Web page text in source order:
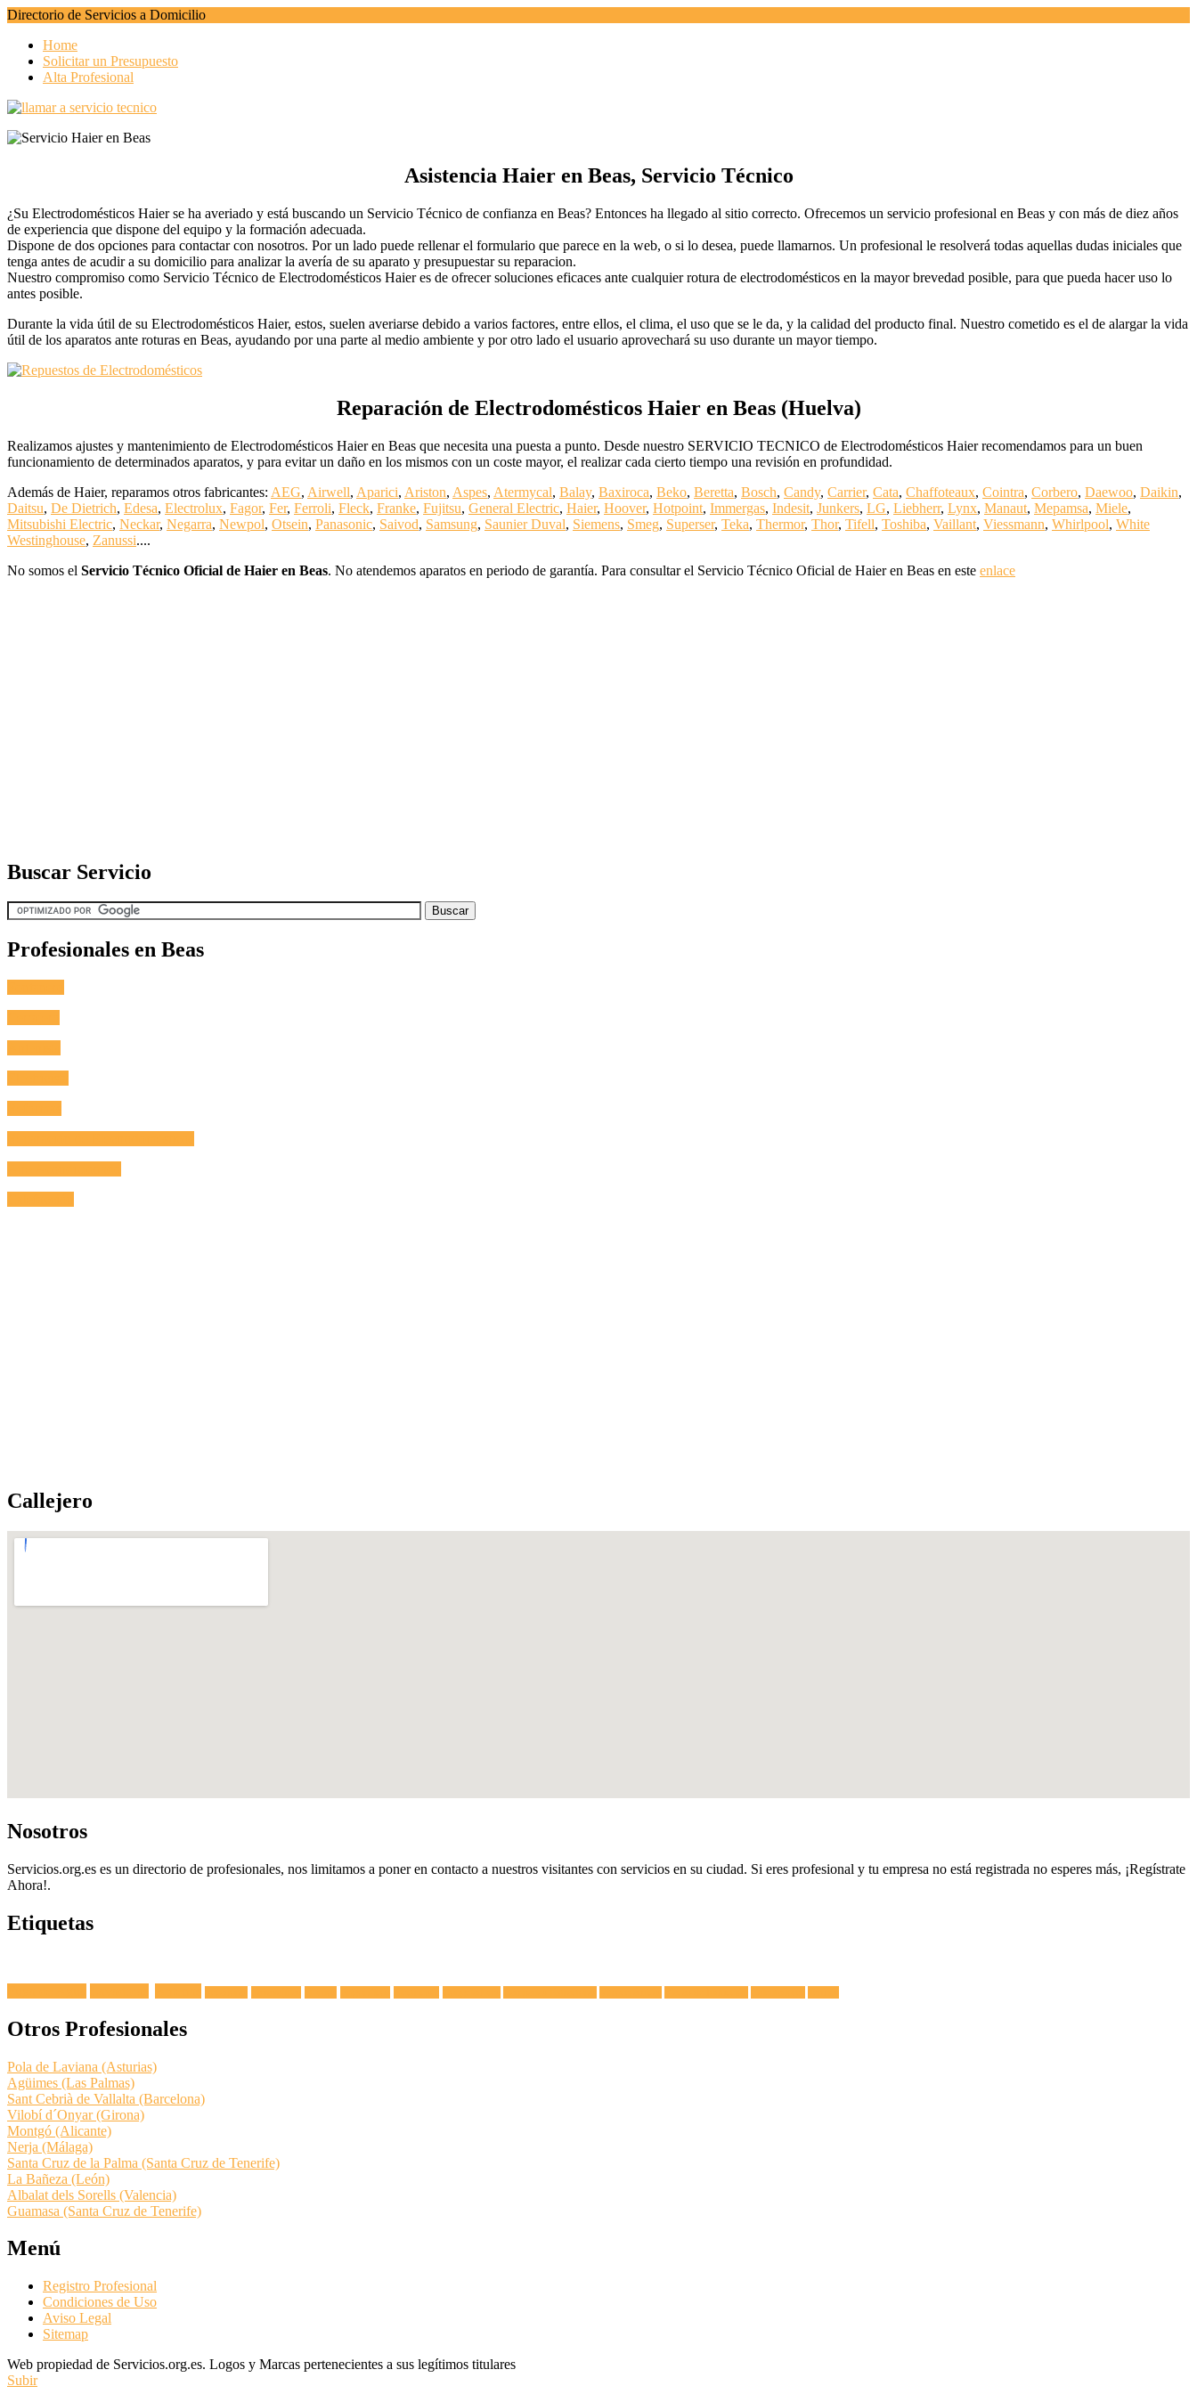
Directorio de Servicios a Domicilio
Home
Solicitar un Presupuesto
Alta Profesional
Asistencia Haier en Beas, Servicio Técnico
¿Su Electrodomésticos Haier se ha averiado y está buscando un Servicio Técnico de confianza en Beas? Entonces ha llegado al sitio correcto. Ofrecemos un servicio profesional en Beas y con más de diez años
de experiencia que dispone del equipo y la formación adecuada.
Dispone de dos opciones para contactar con nosotros. Por un lado puede rellenar el formulario que parece en la web, o si lo desea, puede llamarnos. Un profesional le resolverá todas aquellas dudas iniciales que
tenga antes de acudir a su domicilio para analizar la avería de su aparato y presupuestar su reparacion.
Nuestro compromiso como Servicio Técnico de Electrodomésticos Haier es de ofrecer soluciones eficaces ante cualquier rotura de electrodomésticos en la mayor brevedad posible, para que pueda hacer uso lo
antes posible.
Durante la vida útil de su Electrodomésticos Haier, estos, suelen averiarse debido a varios factores, entre ellos, el clima, el uso que se le da, y la calidad del producto final. Nuestro cometido es el de alargar la vida
útil de los aparatos ante roturas en Beas, ayudando por una parte al medio ambiente y por otro lado el usuario aprovechará su uso durante un mayor tiempo.
Reparación de Electrodomésticos Haier en Beas (Huelva)
Realizamos ajustes y mantenimiento de Electrodomésticos Haier en Beas que necesita una puesta a punto. Desde nuestro SERVICIO TECNICO de Electrodomésticos Haier recomendamos para un buen
funcionamiento de determinados aparatos, y para evitar un daño en los mismos con un coste mayor, el realizar cada cierto tiempo una revisión en profundidad.
Además de Haier, reparamos otros fabricantes: AEG, Airwell, Aparici, Ariston, Aspes, Atermycal, Balay, Baxiroca, Beko, Beretta, Bosch, Candy, Carrier, Cata, Chaffoteaux, Cointra, Corbero, Daewoo, Daikin,
Daitsu, De Dietrich, Edesa, Electrolux, Fagor, Fer, Ferroli, Fleck, Franke, Fujitsu, General Electric, Haier, Hoover, Hotpoint, Immergas, Indesit, Junkers, LG, Liebherr, Lynx, Manaut, Mepamsa, Miele,
Mitsubishi Electric, Neckar, Negarra, Newpol, Otsein, Panasonic, Saivod, Samsung, Saunier Duval, Siemens, Smeg, Superser, Teka, Thermor, Thor, Tifell, Toshiba, Vaillant, Viessmann, Whirlpool, White
Westinghouse, Zanussi....
No somos el Servicio Técnico Oficial de Haier en Beas. No atendemos aparatos en periodo de garantía. Para consultar el Servicio Técnico Oficial de Haier en Beas en este enlace
Buscar Servicio
Profesionales en Beas
Callejero
Nosotros
Servicios.org.es es un directorio de profesionales, nos limitamos a poner en contacto a nuestros visitantes con servicios en su ciudad. Si eres profesional y tu empresa no está registrada no esperes más, ¡Regístrate
Ahora!.
Etiquetas
Otros Profesionales
Pola de Laviana (Asturias)
Agüimes (Las Palmas)
Sant Cebrià de Vallalta (Barcelona)
Vilobí d´Onyar (Girona)
Montgó (Alicante)
Nerja (Málaga)
Santa Cruz de la Palma (Santa Cruz de Tenerife)
La Bañeza (León)
Albalat dels Sorells (Valencia)
Guamasa (Santa Cruz de Tenerife)
Menú
Registro Profesional
Condiciones de Uso
Aviso Legal
Sitemap
Web propiedad de Servicios.org.es. Logos y Marcas pertenecientes a sus legítimos titulares
Subir